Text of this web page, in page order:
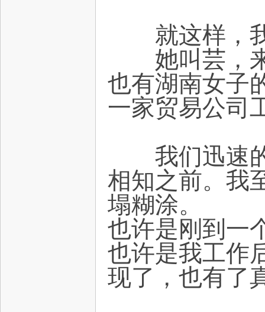
就这样，我
她叫芸，来
也有湖南女子
一家贸易公司
我们迅速的
相知之前。我
塌糊涂。
也许是刚到一
也许是我工作
现了，也有了